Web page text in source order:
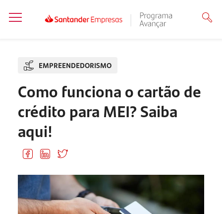
EMPREENDEDORISMO
Como funciona o cartão de
crédito para MEI? Saiba
aqui!